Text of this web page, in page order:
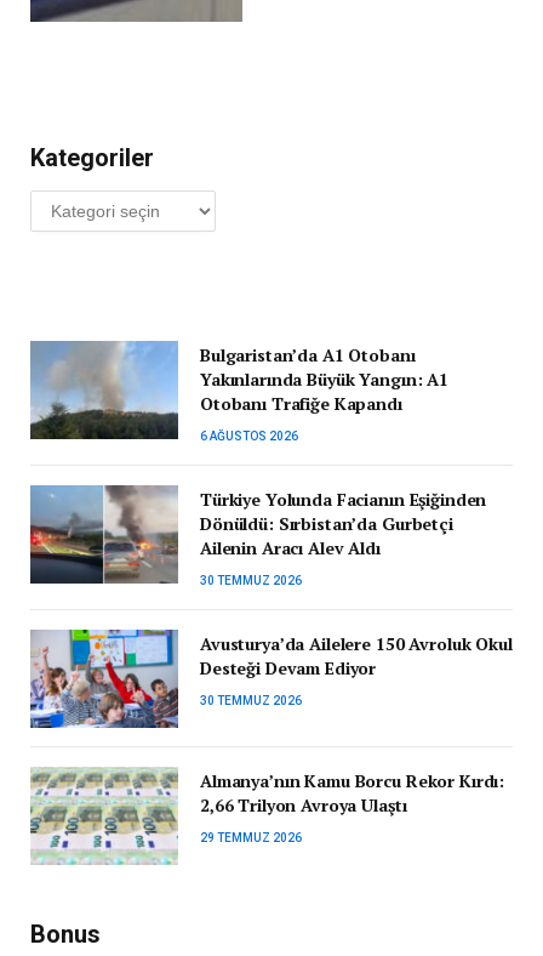
Kategoriler
Kategoriler
Bulgaristan’da A1 Otobanı
Yakınlarında Büyük Yangın: A1
Otobanı Trafiğe Kapandı
6 AĞUSTOS 2026
Türkiye Yolunda Facianın Eşiğinden
Dönüldü: Sırbistan’da Gurbetçi
Ailenin Aracı Alev Aldı
30 TEMMUZ 2026
Avusturya’da Ailelere 150 Avroluk Okul
Desteği Devam Ediyor
30 TEMMUZ 2026
Almanya’nın Kamu Borcu Rekor Kırdı:
2,66 Trilyon Avroya Ulaştı
29 TEMMUZ 2026
Bonus